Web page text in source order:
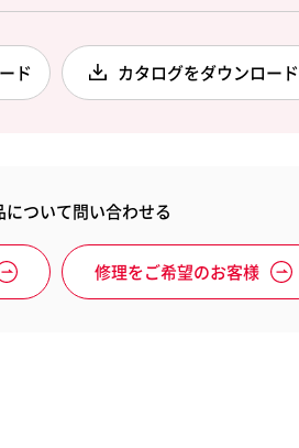
消耗品
Xyron
ド カタログをダウンロード
について問い合わせる
修理をご希望のお客様